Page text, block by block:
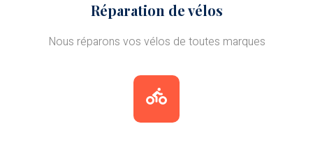
Réparation de vélos
Nous réparons vos vélos de toutes marques